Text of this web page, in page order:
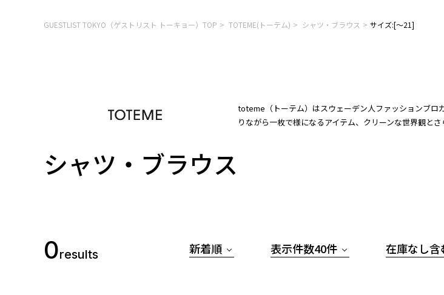
GUESTLIST TOKYO（ゲストリスト トーキョー）TOP TOTEME(トーテム) シャツ・ブラウス サイズ:[～21]
toteme（トーテム）はスウェーデン人ファッションブロ
りながら一枚で様になるアイテム、クリーンな世界観と
シャツ・ブラウス
0results 新着順 表示件数40件 在庫なし含